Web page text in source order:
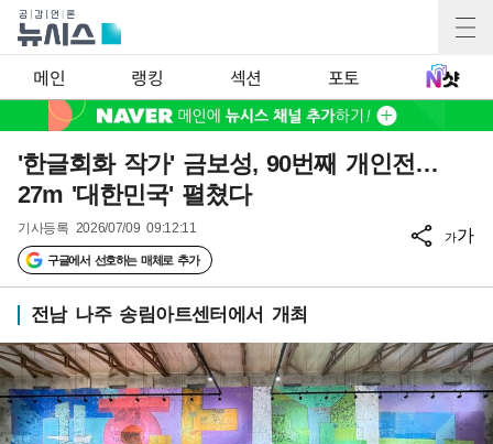
메인 랭킹 섹션 포토
'한글회화 작가' 금보성, 90번째 개인전…
27m '대한민국' 펼쳤다
기사등록 2026/07/09 09:12:11
구글에서 선호하는 매체로 추가
가가
전남 나주 송림아트센터에서 개최